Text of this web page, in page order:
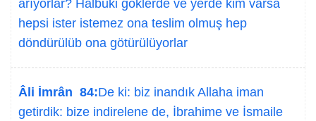
arıyorlar? Halbuki göklerde ve yerde kim varsa
hepsi ister istemez ona teslim olmuş hep
döndürülüb ona götürülüyorlar
Âli İmrân 84:De ki: biz inandık Allaha iman
getirdik: bize indirelene de, İbrahime ve İsmaile